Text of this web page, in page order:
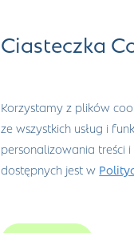
Ciasteczka
Korzystamy z plików
ze wszystkich usług i
personalizowania treści
dostępnych jest w